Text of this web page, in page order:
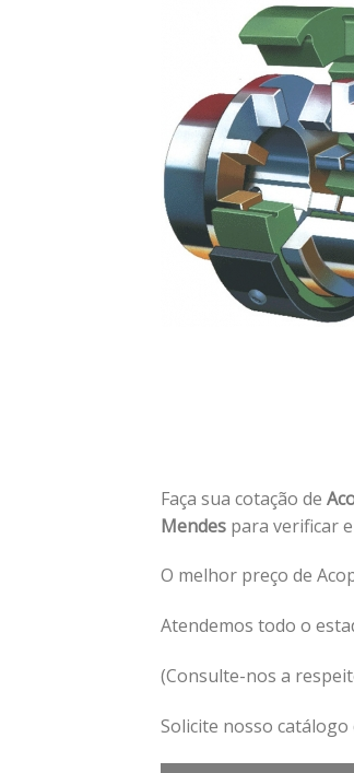
Faça sua cotação de
Mendes para verificar
O melhor preço de
Atendemos todo o
(Consulte-nos a
Solicite nosso catálogo